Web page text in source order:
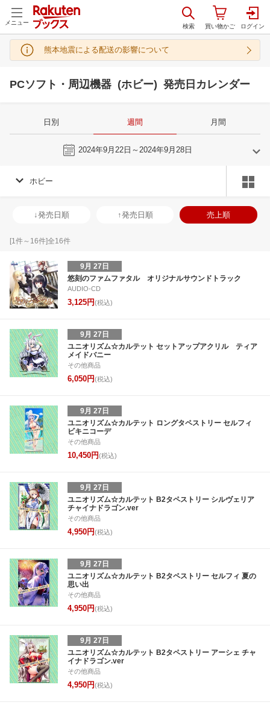
メニュー
熊本地震による配送の影響について
PCソフト・周辺機器 (ホビー) 発売日カレンダー
日別 週間 月間
2024年9月22日～2024年9月28日
8 月
9
10
15 16
17
29 30
31
5 6 7
3 4 5
7
22
23 24 25 26 27
28
29
30
2024
6
8
27
28
ホビー
↓発売日順 ↑発売日順 売上順
[1件～ 16件]全16件
9月 27日
悠刻のファムファタル オリジナルサウンドトラック
AUDIO-CD
3,125円(税込)
9月 27日
ユニオリズム☆カルテット セットアップアクリル ティア
メイドバニー
その他商品
6,050円(税込)
9月 27日
ユニオリズム☆カルテット ロングタペストリー セルフィ
ビキニコーデ
その他商品
10,450円(税込)
9月 27日
ユニオリズム☆カルテット B2タペストリー シルヴェリア
チャイナドラゴン.ver
その他商品
4,950円(税込)
9月 27日
ユニオリズム☆カルテット B2タペストリー セルフィ 夏の
思い出
その他商品
4,950円(税込)
9月 27日
ユニオリズム☆カルテット B2タペストリー アーシェ チャ
イナドラゴン.ver
その他商品
4,950円(税込)